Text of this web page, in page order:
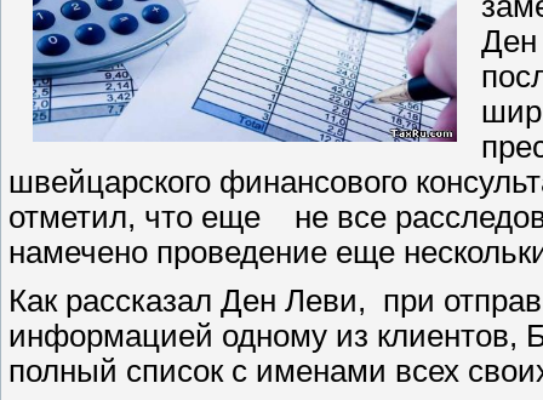
Ден
швейцарского финансового
отметил, что еще не все
намечено проведение еще
Как рассказал Ден Леви, при
информацией одному из клиентов,
полный список с именами всех